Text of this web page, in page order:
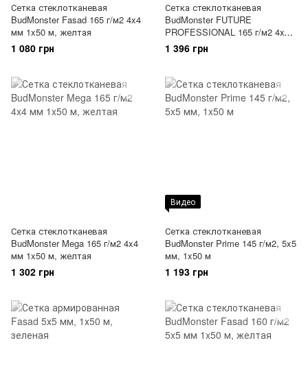
Сетка стеклотканевая
BudMonster Fasad 165 г/м2 4x4
мм 1x50 м, желтая
1 080 грн
Сетка стеклотканевая
BudMonster FUTURE
PROFESSIONAL 165 г/м2 4х4
мм 1х50 м, белая
1 396 грн
Сетка стеклотканевая
BudMonster Mega 165 г/м2 4x4
мм 1x50 м, желтая
1 302 грн
Видео
Сетка стеклотканевая
BudMonster Prime 145 г/м2, 5x5
мм, 1x50 м
1 193 грн